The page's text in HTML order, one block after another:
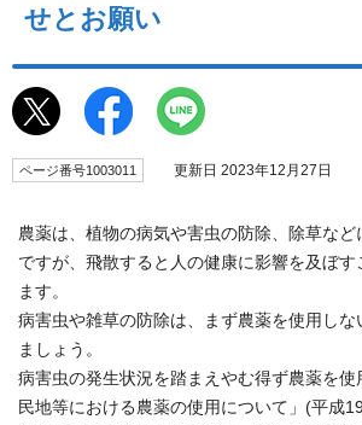
せとお願い
ページ番号1003011 更新日 2023年12月27日
農薬は、植物の病気や害虫の防除、除草な
ですが、飛散すると人の健康に影響を及ぼ
ます。
病害虫や雑草の防除は、まず農薬を使用しな
ましょう。
病害虫の発生状況を踏まえやむ得ず農薬を使
民地等における農薬の使用について」(平成